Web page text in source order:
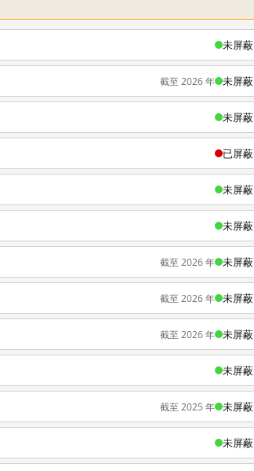
未屏蔽
截至 2026 年 未屏蔽
未屏蔽
已屏蔽
未屏蔽
未屏蔽
截至 2026 年 未屏蔽
截至 2026 年 未屏蔽
截至 2026 年 未屏蔽
未屏蔽
截至 2025 年 未屏蔽
未屏蔽